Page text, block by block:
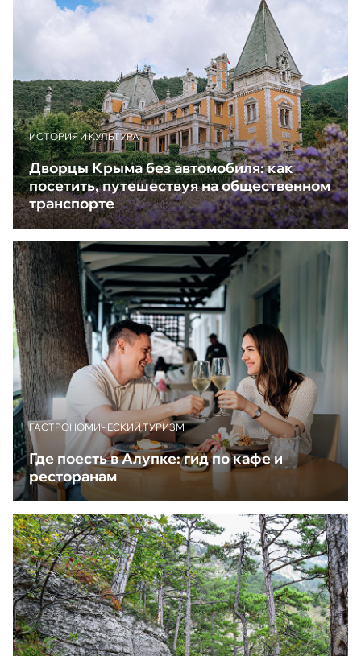
ИСТОРИЯ И КУЛЬТУРА
Дворцы Крыма без автомобиля: как
посетить, путешествуя на общественном
транспорте
ГАСТРОНОМИЧЕСКИЙ ТУРИЗМ
Где поесть в Алупке: гид по кафе и
ресторанам